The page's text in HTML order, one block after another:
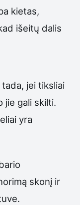
kietas,
išeitų dalis
jei tiksliai
jie gali skilti.
yra
skonį ir